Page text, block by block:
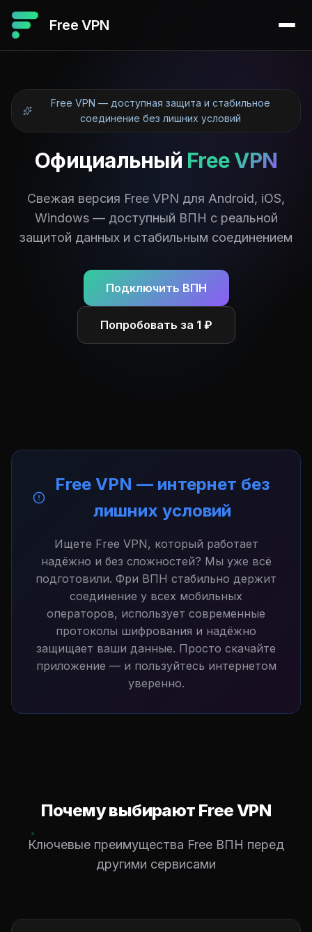
Free VPN
Free VPN — доступная защита и стабильное
соединение без лишних условий
Официальный Free VPN
Свежая версия Free VPN для Android, iOS,
Windows — доступный ВПН с реальной
защитой данных и стабильным соединением
Подключить ВПН
Попробовать за 1 ₽
Free VPN — интернет без
лишних условий
Ищете Free VPN, который работает
надёжно и без сложностей? Мы уже всё
подготовили. Фри ВПН стабильно держит
соединение у всех мобильных
операторов, использует современные
протоколы шифрования и надёжно
защищает ваши данные. Просто скачайте
приложение — и пользуйтесь интернетом
уверенно.
Почему выбирают Free VPN
Ключевые преимущества Free ВПН перед
другими сервисами